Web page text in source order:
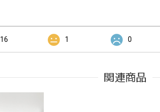
16 1 0
関連商品